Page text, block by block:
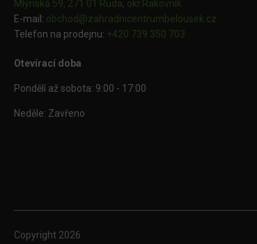
Mlýnská 59, 271 01 Ruda, okr.Rakovník
E-mail: obchod@zahradnicentrumbelousek.cz
Telefon na prodejnu: +420 739 350 703
Otevírací doba
Pondělí až sobota: 9:00 - 17:00
Neděle: Zavřeno
Copyright 2026